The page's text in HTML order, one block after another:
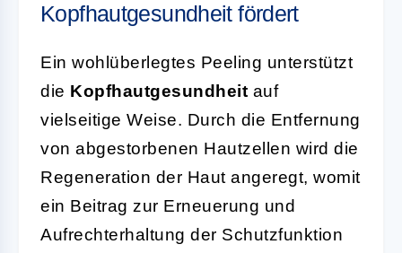
Kopfhautgesundheit fördert
Ein wohlüberlegtes Peeling unterstützt
die Kopfhautgesundheit auf
vielseitige Weise. Durch die Entfernung
von abgestorbenen Hautzellen wird die
Regeneration der Haut angeregt, womit
ein Beitrag zur Erneuerung und
Aufrechterhaltung der Schutzfunktion